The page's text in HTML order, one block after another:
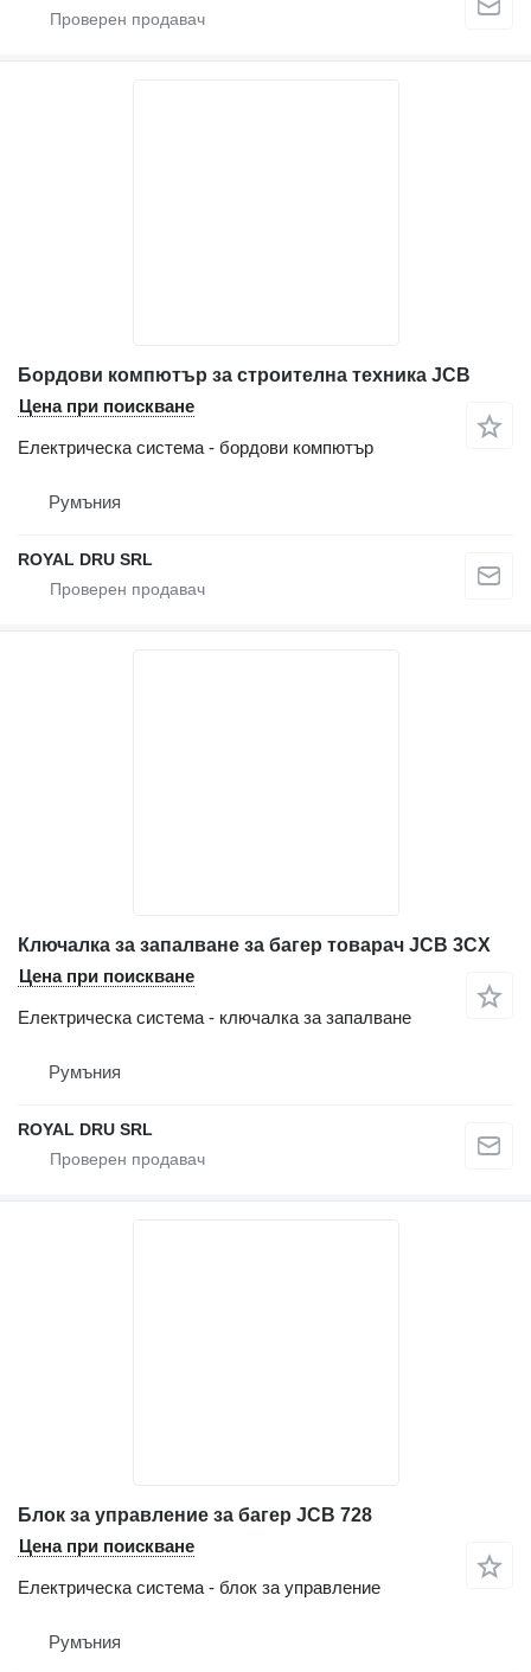
Бордови компютър за строителна техника JCB
Цена при поискване
Електрическа система - бордови компютър
Румъния
ROYAL DRU SRL
Ключалка за запалване за багер товарач JCB 3CX
Цена при поискване
Електрическа система - ключалка за запалване
Румъния
ROYAL DRU SRL
Блок за управление за багер JCB 728
Цена при поискване
Електрическа система - блок за управление
Румъния